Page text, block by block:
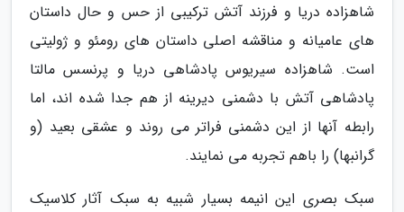
شاهزاده دریا و فرزند آتش ترکیبی از حس و حال داستان
های عامیانه و مناقشه اصلی داستان های رومئو و ژولیتی
است. شاهزاده سیریوس پادشاهی دریا و پرنسس مالتا
پادشاهی آتش با دشمنی دیرینه از هم جدا شده اند، اما
رابطه آنها از این دشمنی فراتر می روند و عشقی بعید (و
گرانبها) را باهم تجربه می نمایند.
سبک بصری این انیمه بسیار شبیه به سبک آثار کلاسیک